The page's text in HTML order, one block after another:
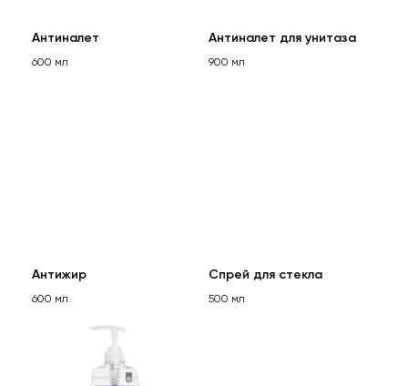
Антиналет
600 мл
Антиналет для унитаза
900 мл
Антижир
600 мл
Спрей для стекла
500 мл